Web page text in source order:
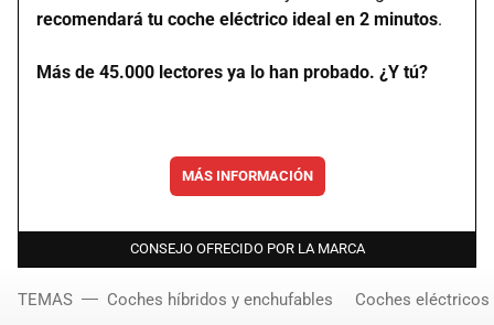
recomendará tu coche eléctrico ideal en 2 minutos.
Más de 45.000 lectores ya lo han probado. ¿Y tú?
MÁS INFORMACIÓN
CONSEJO OFRECIDO POR LA MARCA
TEMAS Coches híbridos y enchufables Coches eléctricos